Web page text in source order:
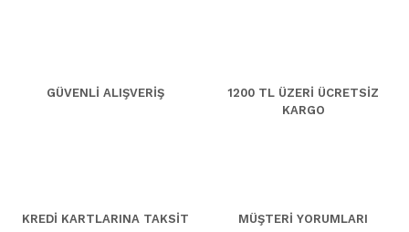
GÜVENLİ ALIŞVERİŞ
1200 TL ÜZERİ ÜCRETSİZ
KARGO
KREDİ KARTLARINA TAKSİT MÜŞTERİ YORUMLARI